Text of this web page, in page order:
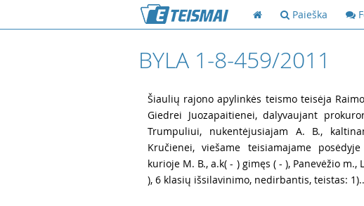
Paieška
BYLA 1-8-459/2011
Šiaulių rajono apylinkės teismo teisėja
Giedrei Juozapaitienei, dalyvaujant
Trumpuliui, nukentėjusiajam A. B.,
Kručienei, viešame teisiamajame
kurioje M. B., a.k( - ) gimęs ( - ), Panevėžio m.,
), 6 klasių išsilavinimo, nedirbantis, teistas: